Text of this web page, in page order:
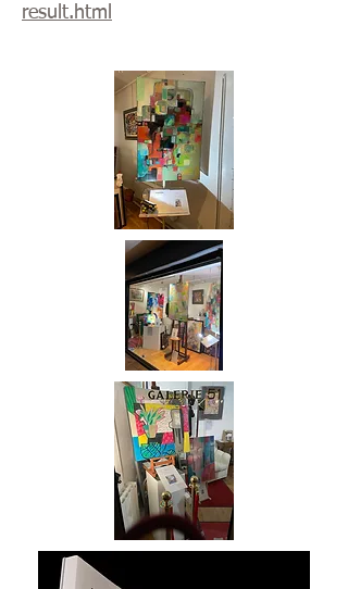
result.html